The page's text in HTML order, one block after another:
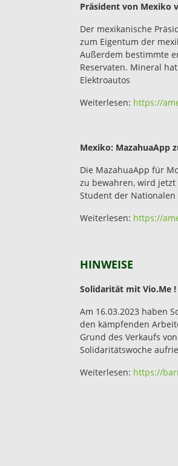
Präsident von Mexiko
Der mexikanische
zum Eigentum der
Außerdem bestimmte
Reservaten. Mineral
Elektroautos
Weiterlesen: https://
Mexiko: MazahuaApp
Die MazahuaApp für
zu bewahren, wird jetzt
Student der Nationalen
Weiterlesen: https://
HINWEISE
Solidarität mit Vio.Me !
Am 16.03.2023 haben
den kämpfenden
Grund des Verkaufs
Solidaritätswoche
Weiterlesen: https://